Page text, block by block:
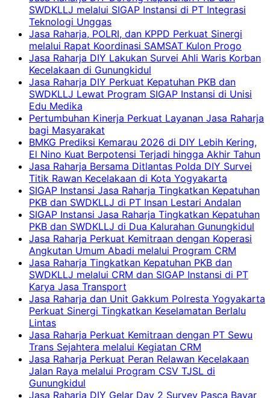
SWDKLLJ melalui SIGAP Instansi di PT Integrasi
Teknologi Unggas
Jasa Raharja, POLRI, dan KPPD Perkuat Sinergi
melalui Rapat Koordinasi SAMSAT Kulon Progo
Jasa Raharja DIY Lakukan Survei Ahli Waris Korban
Kecelakaan di Gunungkidul
Jasa Raharja DIY Perkuat Kepatuhan PKB dan
SWDKLLJ Lewat Program SIGAP Instansi di Unisi
Edu Medika
Pertumbuhan Kinerja Perkuat Layanan Jasa Raharja
bagi Masyarakat
BMKG Prediksi Kemarau 2026 di DIY Lebih Kering,
El Nino Kuat Berpotensi Terjadi hingga Akhir Tahun
Jasa Raharja Bersama Ditlantas Polda DIY Survei
Titik Rawan Kecelakaan di Kota Yogyakarta
SIGAP Instansi Jasa Raharja Tingkatkan Kepatuhan
PKB dan SWDKLLJ di PT Insan Lestari Andalan
SIGAP Instansi Jasa Raharja Tingkatkan Kepatuhan
PKB dan SWDKLLJ di Dua Kalurahan Gunungkidul
Jasa Raharja Perkuat Kemitraan dengan Koperasi
Angkutan Umum Abadi melalui Program CRM
Jasa Raharja Tingkatkan Kepatuhan PKB dan
SWDKLLJ melalui CRM dan SIGAP Instansi di PT
Karya Jasa Transport
Jasa Raharja dan Unit Gakkum Polresta Yogyakarta
Perkuat Sinergi Tingkatkan Keselamatan Berlalu
Lintas
Jasa Raharja Perkuat Kemitraan dengan PT Sewu
Trans Sejahtera melalui Kegiatan CRM
Jasa Raharja Perkuat Peran Relawan Kecelakaan
Jalan Raya melalui Program CSV TJSL di
Gunungkidul
Jasa Raharja DIY Gelar Day 2 Survey Pasca Bayar